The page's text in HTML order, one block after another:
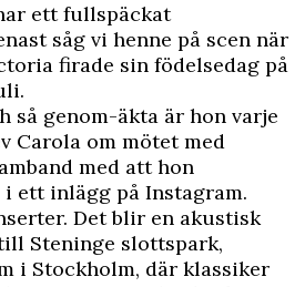
ett fullspäckat
såg vi henne på scen när
firade sin födelsedag på
så genom-äkta är hon varje
Carola om mötet med
med att hon
ett inlägg på Instagram.
Det blir en akustisk
Steninge slottspark,
i Stockholm, där klassiker